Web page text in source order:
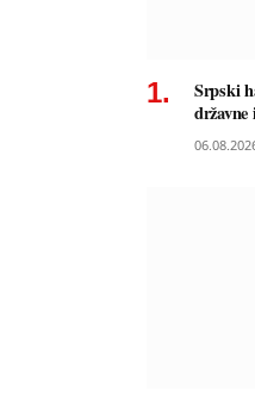
Srpski
državne